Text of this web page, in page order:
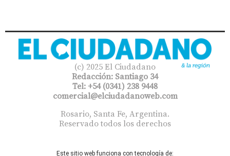
(c) 2025 El Ciudadano
Redacción: Santiago 34
Tel: +54 (0341) 238 9448
comercial@elciudadanoweb.com​
Rosario, Santa Fe, Argentina.
Reservado todos los derechos
Este sitio web funciona con tecnología de: